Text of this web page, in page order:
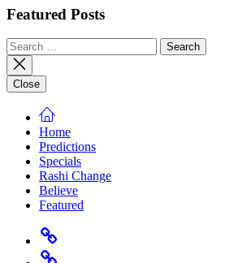
Featured Posts
Search
for:
Close
Home
Predictions
Specials
Rashi Change
Believe
Featured
Home
Predictions